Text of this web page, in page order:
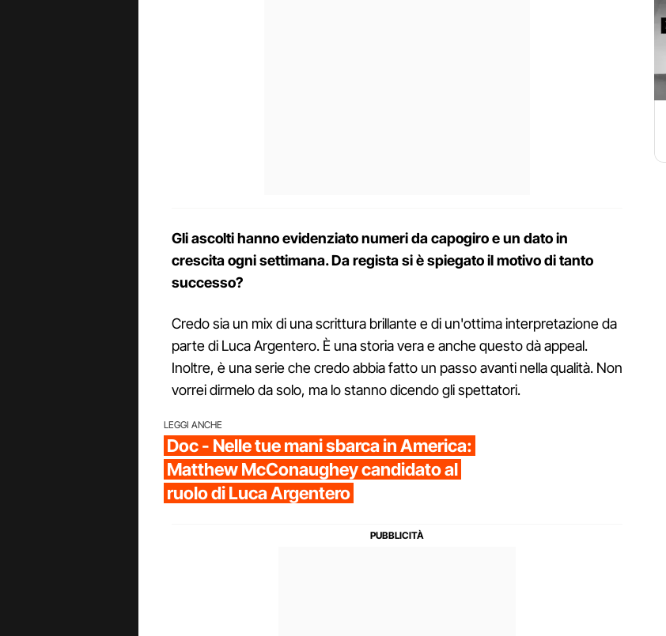
Gli ascolti hanno evidenziato numeri da capogiro e un dato in
crescita ogni settimana. Da regista si è spiegato il motivo di tanto
successo?
Credo sia un mix di una scrittura brillante e di un'ottima interpretazione da
parte di Luca Argentero. È una storia vera e anche questo dà appeal.
Inoltre, è una serie che credo abbia fatto un passo avanti nella qualità. Non
vorrei dirmelo da solo, ma lo stanno dicendo gli spettatori.
LEGGI ANCHE
Doc - Nelle tue mani sbarca in America:
Matthew McConaughey candidato al
ruolo di Luca Argentero